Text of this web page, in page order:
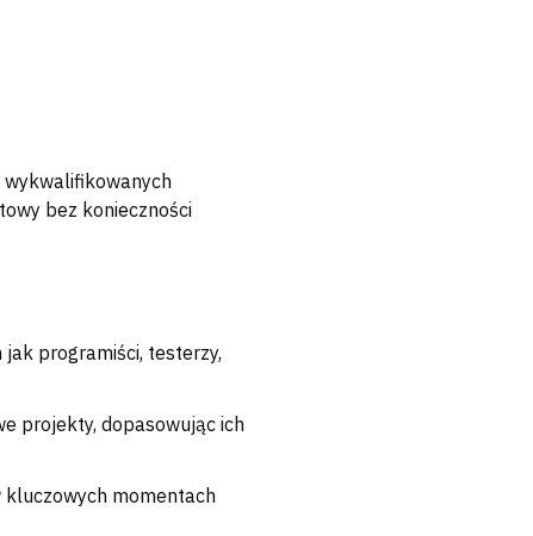
wykwalifikowanych
bez konieczności
programiści, testerzy,
projekty, dopasowując ich
momentach